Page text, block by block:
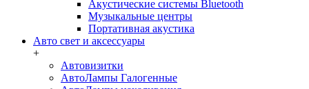
Акустические системы Bluetooth
Музыкальные центры
Портативная акустика
Авто свет и аксессуары
+
Автовизитки
АвтоЛампы Галогенные